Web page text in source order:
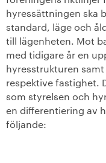
hyressättningen ska
standard, läge och
till lägenheten. Mot
med tidigare år en
hyresstrukturen
respektive fastighet.
som styrelsen och
en differentiering av
följande: